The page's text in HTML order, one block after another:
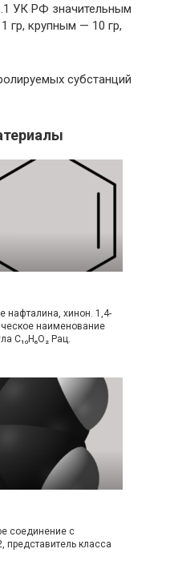
УК РФ значительным
гр, крупным — 10 гр,
субстанций
нафталина, хинон. 1,4-
наименование
C₁₀H₆O₂ Рац.
соединение с
представитель класса